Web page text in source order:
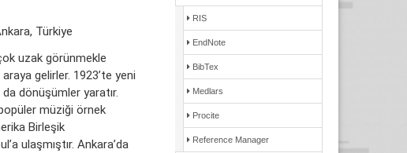
Türkiye
uzak görünmekle
gelirler. 1923’te yeni
dönüşümler yaratır.
müziği örnek
Birleşik
ulaşmıştır. Ankara’da
RIS
EndNote
BibTex
Medlars
Procite
Reference Manager